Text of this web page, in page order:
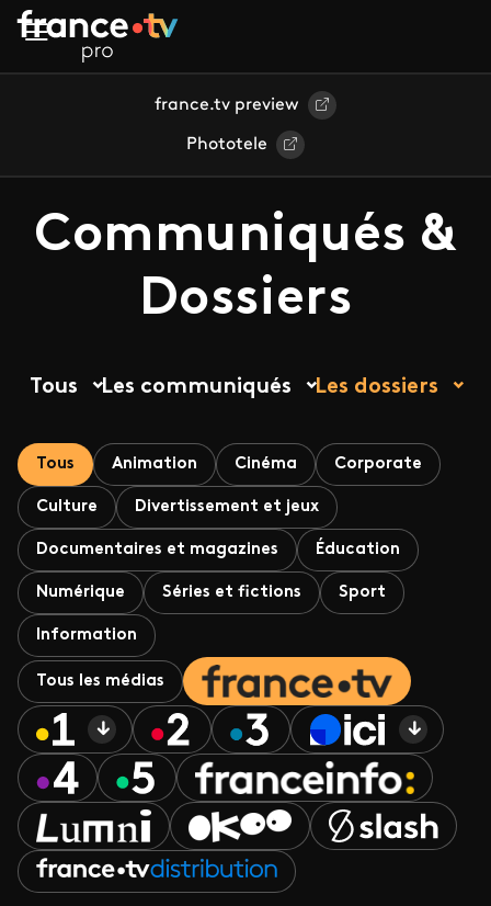
Aller au contenu principal
france.tv preview
Phototele
Communiqués &
Dossiers
Tous Les communiqués Les dossiers
Tous Animation Cinéma Corporate
Culture Divertissement et jeux
Documentaires et magazines Éducation
Numérique Séries et fictions Sport
Information
Tous les médias